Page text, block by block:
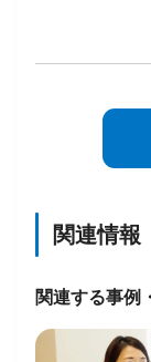
関連情報
関連する事例